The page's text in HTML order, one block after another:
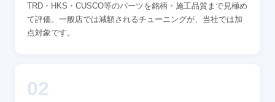
TRD・HKS・CUSCO等のパーツを銘柄・施工品質まで見極め
て評価。一般店では減額されるチューニングが、当社では加
点対象です。
02